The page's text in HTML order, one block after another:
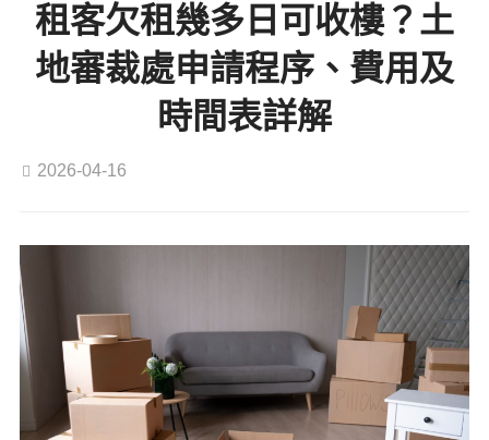
租客欠租幾多日可收樓？土
地審裁處申請程序、費用及
時間表詳解
2026-04-16